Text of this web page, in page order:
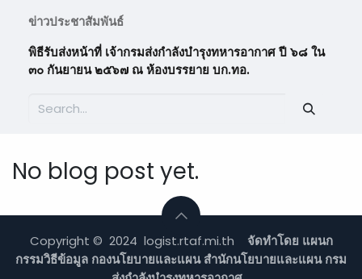
ข่าวประชาสัมพันธ์
พิธีรับส่งหน้าที่ เจ้ากรมส่งกำลังบำรุงทหารอากาศ ปี ๖๘ ใน
๓๐ กันยายน ๒๕๖๗ ณ ห้องบรรยาย บก.ทอ.
No blog post yet.
Copyright © 2024 logist.rtaf.mi.th จัดทำโดย แผนก
กรรมวิธีข้อมูล กองนโยบายและแผน สำนักนโยบายและแผน กรม